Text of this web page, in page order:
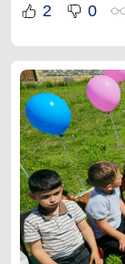
2 0